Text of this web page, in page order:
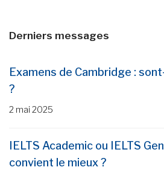
Derniers messages
Examens de Cambridge :
?
2 mai 2025
IELTS Academic ou IELTS
convient le mieux ?